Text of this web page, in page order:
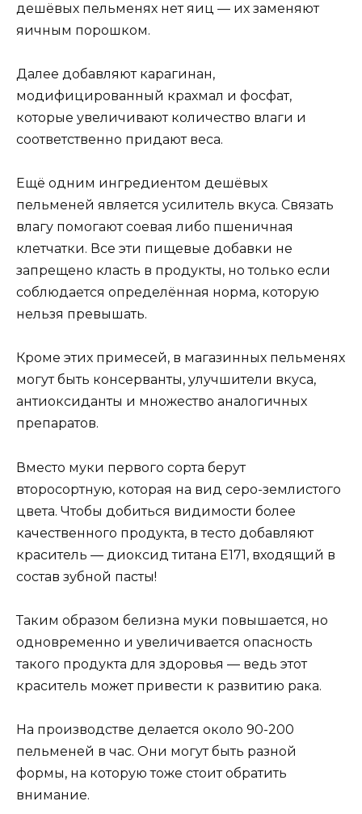
дешёвых пельменях нет яиц — их заменяют
яичным порошком.
Далее добавляют карагинан,
модифицированный крахмал и фосфат,
которые увеличивают количество влаги и
соответственно придают веса.
Ещё одним ингредиентом дешёвых
пельменей является усилитель вкуса. Связать
влагу помогают соевая либо пшеничная
клетчатки. Все эти пищевые добавки не
запрещено класть в продукты, но только если
соблюдается определённая норма, которую
нельзя превышать.
Кроме этих примесей, в магазинных пельменях
могут быть консерванты, улучшители вкуса,
антиоксиданты и множество аналогичных
препаратов.
Вместо муки первого сорта берут
второсортную, которая на вид серо-землистого
цвета. Чтобы добиться видимости более
качественного продукта, в тесто добавляют
краситель — диоксид титана Е171, входящий в
состав зубной пасты!
Таким образом белизна муки повышается, но
одновременно и увеличивается опасность
такого продукта для здоровья — ведь этот
краситель может привести к развитию рака.
На производстве делается около 90-200
пельменей в час. Они могут быть разной
формы, на которую тоже стоит обратить
внимание.